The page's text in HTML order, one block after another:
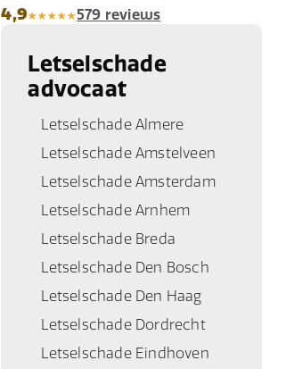
4,9 579 reviews
Letselschade
advocaat
Letselschade Almere
Letselschade Amstelveen
Letselschade Amsterdam
Letselschade Arnhem
Letselschade Breda
Letselschade Den Bosch
Letselschade Den Haag
Letselschade Dordrecht
Letselschade Eindhoven